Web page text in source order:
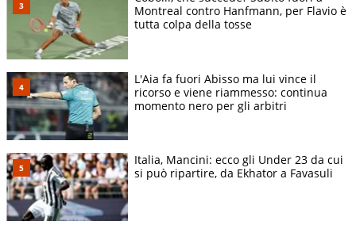
Montreal contro Hanfmann, per Flavio è
tutta colpa della tosse
L'Aia fa fuori Abisso ma lui vince il
ricorso e viene riammesso: continua
momento nero per gli arbitri
Italia, Mancini: ecco gli Under 23 da cui
si può ripartire, da Ekhator a Favasuli